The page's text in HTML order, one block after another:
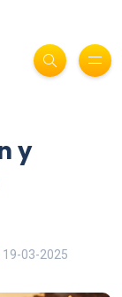
y
19-03-2025